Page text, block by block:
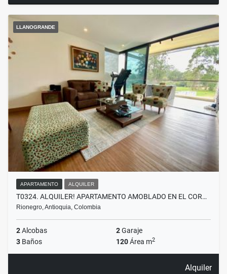
LLANOGRANDE
APARTAMENTO ALQUILER
T0324. ALQUILER! APARTAMENTO AMOBLADO EN EL COR…
Rionegro, Antioquia, Colombia
2Alcobas 2Garaje
3 Baños 120Área m2
Alquiler